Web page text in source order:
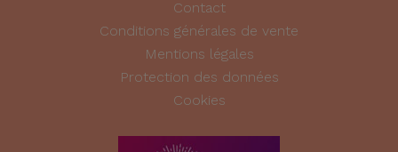
Contact
Conditions générales de vente
Mentions légales
Protection des données
Cookies